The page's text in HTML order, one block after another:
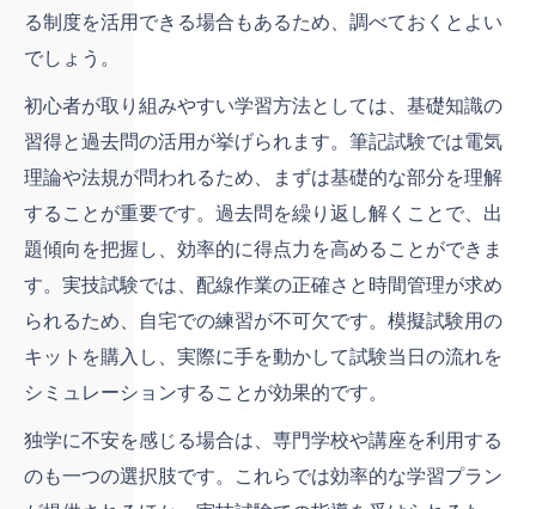
る制度を活用できる場合もあるため、調べておくとよい
でしょう。
初心者が取り組みやすい学習方法としては、基礎知識の
習得と過去問の活用が挙げられます。筆記試験では電気
理論や法規が問われるため、まずは基礎的な部分を理解
することが重要です。過去問を繰り返し解くことで、出
題傾向を把握し、効率的に得点力を高めることができま
す。実技試験では、配線作業の正確さと時間管理が求め
られるため、自宅での練習が不可欠です。模擬試験用の
キットを購入し、実際に手を動かして試験当日の流れを
シミュレーションすることが効果的です。
独学に不安を感じる場合は、専門学校や講座を利用する
のも一つの選択肢です。これらでは効率的な学習プラン